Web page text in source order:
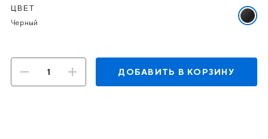
Варианты
ЦВЕТ
Черный
цвет:
ДОБАВИТЬ В КОРЗИНУ